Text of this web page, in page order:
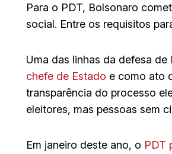
Para o PDT, Bolsonaro
social. Entre os requisitos
Uma das linhas da defesa
chefe de Estado e como ato
transparência do processo
eleitores, mas pessoas sem
Em janeiro deste ano, o PDT